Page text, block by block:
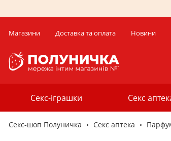
Магазини Доставка та оплата Новини
Секс-іграшки Секс
Секс-шоп Полуничка Секс аптека